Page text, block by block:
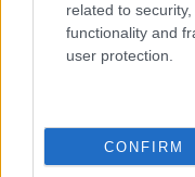
related to
functionality and
user protection.
CONFIRM
Accoglienza